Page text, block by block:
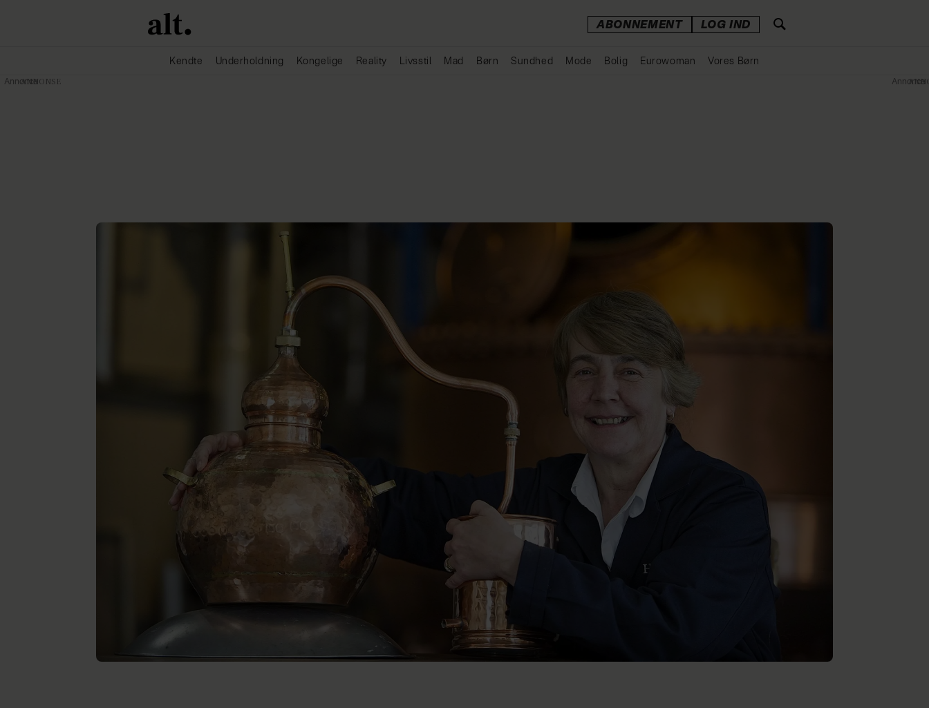
ABONNEMENT LOG IND
Kendte Underholdning Kongelige Reality Livsstil Mad Børn Sundhed Mode Bolig Eurowoman Vores Børn
Annonce Annonce